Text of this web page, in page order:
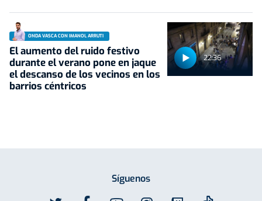
22:36
ONDA VASCA CON IMANOL ARRUTI
El aumento del ruido festivo
durante el verano pone en jaque
el descanso de los vecinos en los
barrios céntricos
Síguenos